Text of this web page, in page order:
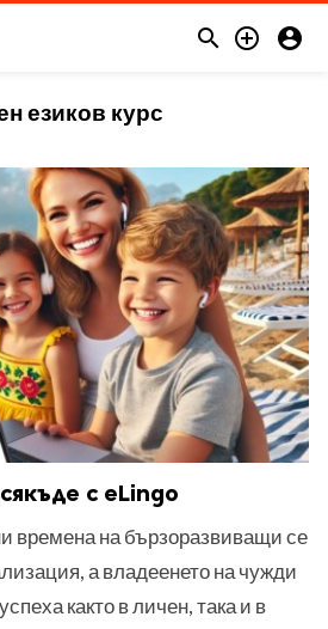
  
езиков курс
с eLingo
времена на бързоразвиващи се
а владеенето на чужди
както в личен, така и в